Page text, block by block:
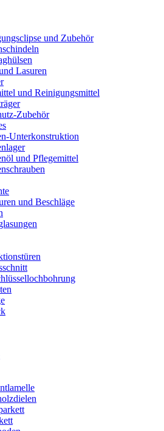
und Zubehör
Lasuren
und Reinigungsmittel
Zubehör
Unterkonstruktion
und Pflegemittel
und Beschläge